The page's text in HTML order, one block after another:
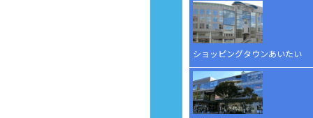
ショッピングタウンあいたい